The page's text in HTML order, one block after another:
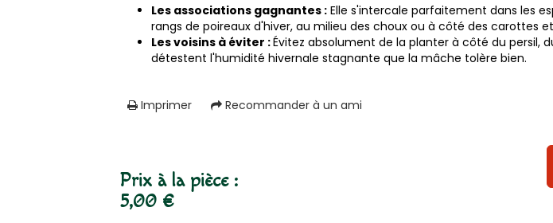
Les associations gagnantes : Elle s'intercale parfaitement dans les
rangs de poireaux d'hiver, au milieu des choux ou à côté des carottes
Les voisins à éviter :Évitez absolument de la planter à côté du persil,
détestent l'humidité hivernale stagnante que la mâche tolère bien.
Imprimer Recommander à un ami
Prix à la pièce :
5,00 €